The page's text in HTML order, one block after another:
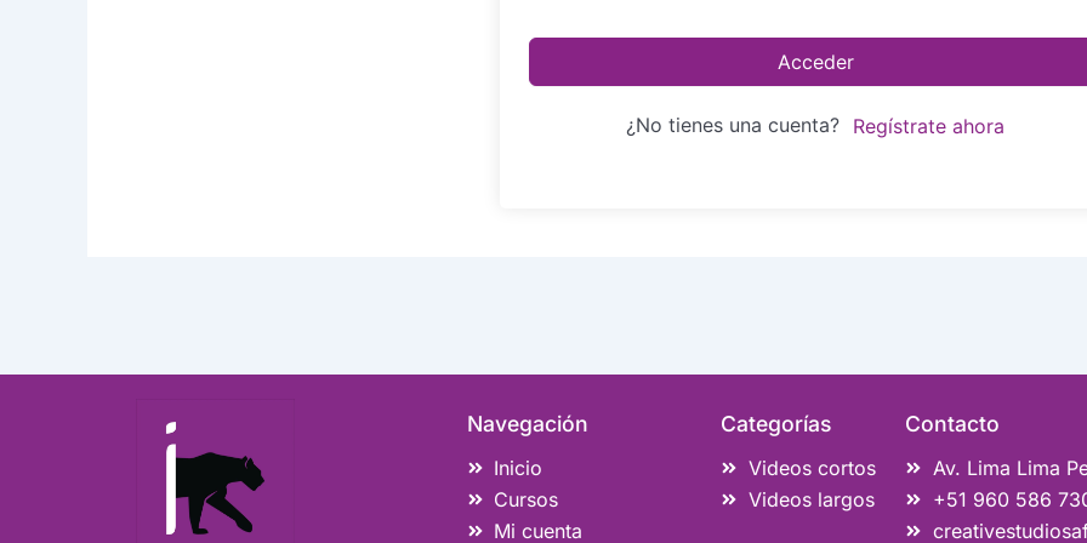
Acceder
¿No tienes una cuenta? Regístrate ahora
Navegación
Inicio
Cursos
Mi cuenta
Categorías
Videos cortos
Videos largos
Contacto
Av. Lima Lima
+51 960 586